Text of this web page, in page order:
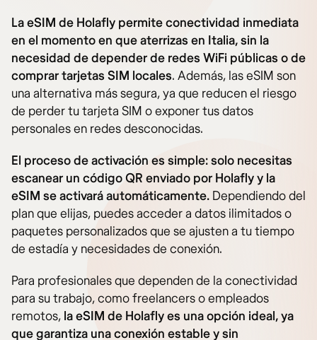
La eSIM de Holafly permite conectividad inmediata
en el momento en que aterrizas en Italia, sin la
necesidad de depender de redes WiFi públicas o de
comprar tarjetas SIM locales. Además, las eSIM son
una alternativa más segura, ya que reducen el riesgo
de perder tu tarjeta SIM o exponer tus datos
personales en redes desconocidas.
El proceso de activación es simple: solo necesitas
escanear un código QR enviado por Holafly y la
eSIM se activará automáticamente. Dependiendo del
plan que elijas, puedes acceder a datos ilimitados o
paquetes personalizados que se ajusten a tu tiempo
de estadía y necesidades de conexión.
Para profesionales que dependen de la conectividad
para su trabajo, como freelancers o empleados
remotos, la eSIM de Holafly es una opción ideal, ya
que garantiza una conexión estable y sin